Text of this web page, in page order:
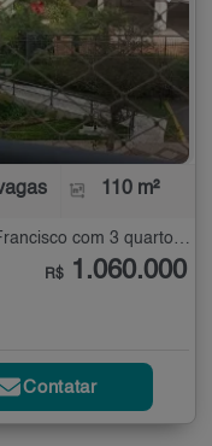
110 m²
R$ 1.060.000
Contatar